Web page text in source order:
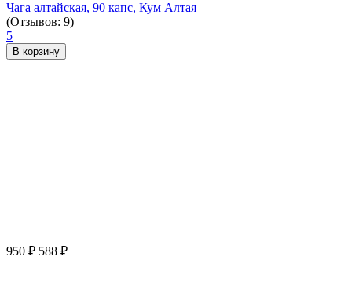
Чага алтайская, 90 капс, Кум Алтая
(Отзывов: 9)
5
В корзину
950 ₽ 588 ₽